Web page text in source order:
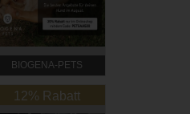
BIOGENA-PETS
12% Rabatt